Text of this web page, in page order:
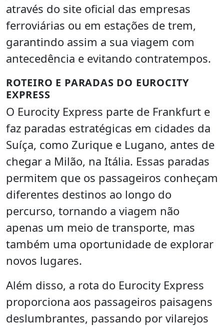
através do site oficial das empresas
ferroviárias ou em estações de trem,
garantindo assim a sua viagem com
antecedência e evitando contratempos.
ROTEIRO E PARADAS DO EUROCITY
EXPRESS
O Eurocity Express parte de Frankfurt e
faz paradas estratégicas em cidades da
Suíça, como Zurique e Lugano, antes de
chegar a Milão, na Itália. Essas paradas
permitem que os passageiros conheçam
diferentes destinos ao longo do
percurso, tornando a viagem não
apenas um meio de transporte, mas
também uma oportunidade de explorar
novos lugares.
Além disso, a rota do Eurocity Express
proporciona aos passageiros paisagens
deslumbrantes, passando por vilarejos